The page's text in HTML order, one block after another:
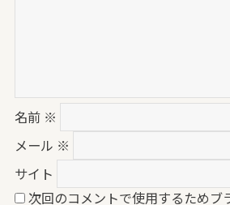
名前 ※
メール ※
サイト
次回のコメントで使用するためブ